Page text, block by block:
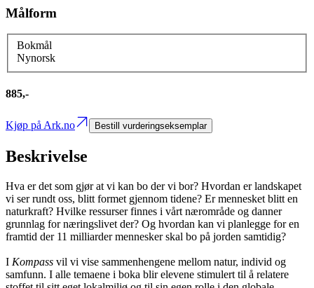
Målform
Bokmål
Nynorsk
885,-
Kjøp på Ark.no Bestill vurderingseksemplar
Beskrivelse
Hva er det som gjør at vi kan bo der vi bor? Hvordan er landskapet
vi ser rundt oss, blitt formet gjennom tidene? Er mennesket blitt en
naturkraft? Hvilke ressurser finnes i vårt nærområde og danner
grunnlag for næringslivet der? Og hvordan kan vi planlegge for en
framtid der 11 milliarder mennesker skal bo på jorden samtidig?
I Kompass vil vi vise sammenhengene mellom natur, individ og
samfunn. I alle temaene i boka blir elevene stimulert til å relatere